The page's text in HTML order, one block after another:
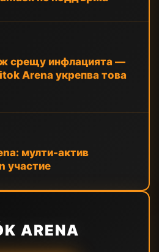
срещу инфлацията —
Arena укрепва това
мулти-актив
участие
ARENA